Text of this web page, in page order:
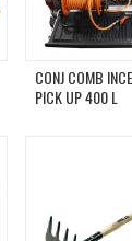
CONJ COMB
PICK UP 400 L